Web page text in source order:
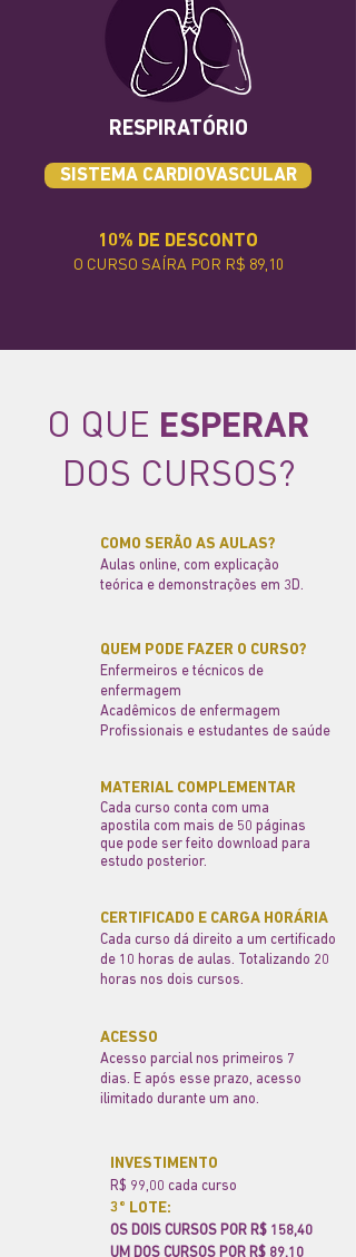
RESPIRATÓRIO
SISTEMA CARDIOVASCULAR
10% DE DESCONTO
O CURSO SAÍRA POR R$ 89,10
O QUE ESPERAR
DOS CURSOS?
COMO SERÃO AS AULAS?
Aulas online, com explicação
teórica e demonstrações em 3D.
QUEM PODE FAZER O CURSO?
Enfermeiros e técnicos de
enfermagem
Acadêmicos de enfermagem
Profissionais e estudantes de saúde
MATERIAL COMPLEMENTAR
Cada curso conta com uma
apostila com mais de 50 páginas
que pode ser feito download para
estudo posterior.
CERTIFICADO E CARGA HORÁRIA
Cada curso dá direito a um certificado
de 10 horas de aulas. Totalizando 20
horas nos dois cursos.
ACESSO
Acesso parcial nos primeiros 7
dias. E após esse prazo, acesso
ilimitado durante um ano.
INVESTIMENTO
R$ 99,00 cada curso
3º LOTE:
OS DOIS CURSOS POR R$ 158,40
UM DOS CURSOS POR R$ 89,10